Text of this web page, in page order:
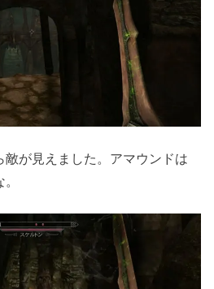
敵が見えました。アマウンドは